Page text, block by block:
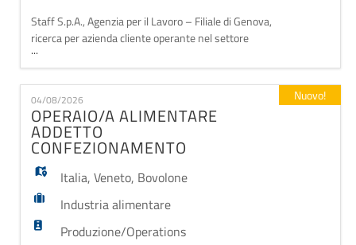
Staff S.p.A., Agenzia per il Lavoro – Filiale di Genova,
ricerca per azienda cliente operante nel settore
alimentare un/una HR Generalist. La risorsa entrerà
a far parte dell'ufficio Risorse Umane e si occuperà
principalmente della gestione amministrativa del
personale, rappresentando un punto di riferimento
operativo per le attività quotidiane.
...
04/08/2026
OPERAIO/A ALIMENTARE
ADDETTO
CONFEZIONAMENTO
Italia,Veneto, Bovolone
Industria alimentare
Produzione/Operations
Nuovo!